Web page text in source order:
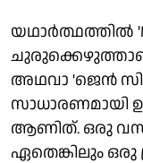
യഥാർത്ഥത്തിൽ
അഥവാ 'ജെൻ സി'
സാധാരണമായി
ആണിത്. ഒരു
ഏതെങ്കിലും